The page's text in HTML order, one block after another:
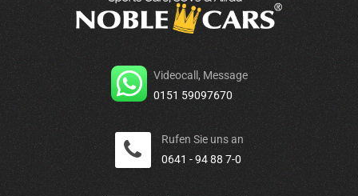
Videocall, Message
0151 59097670
Rufen Sie uns an
0641 - 94 88 7-0